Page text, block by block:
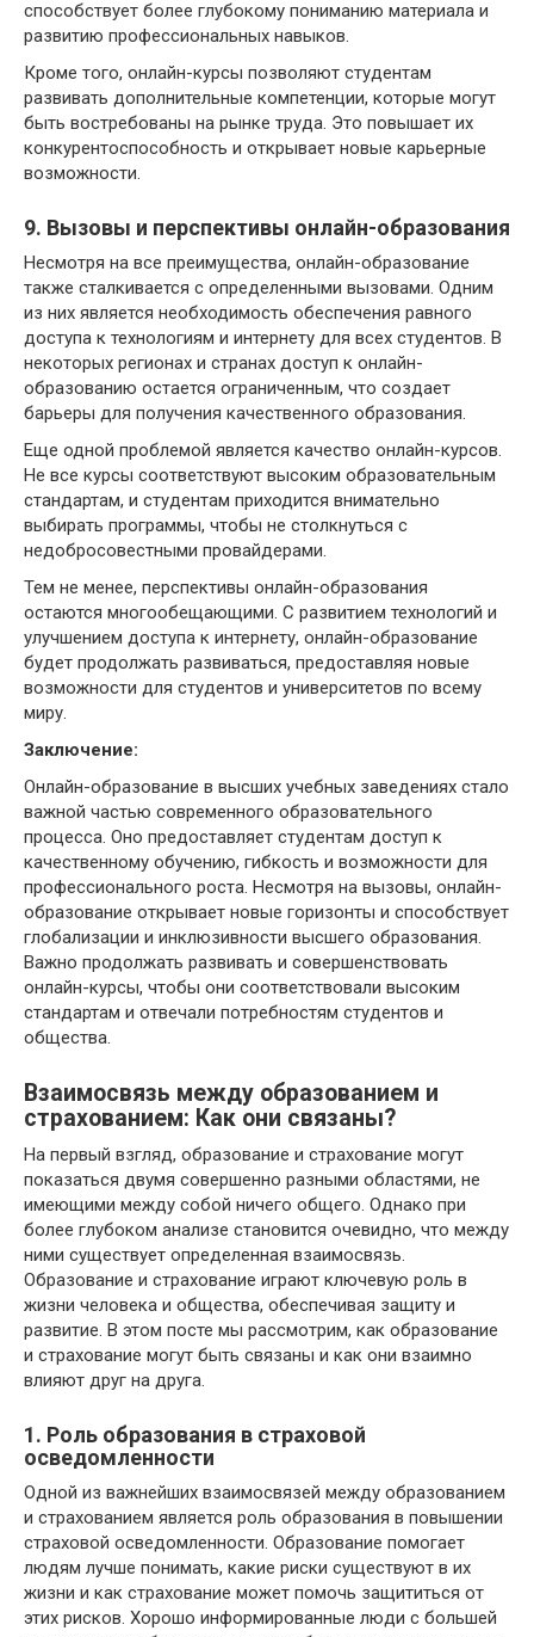
способствует более глубокому пониманию материала и
развитию профессиональных навыков.
Кроме того, онлайн-курсы позволяют студентам
развивать дополнительные компетенции, которые могут
быть востребованы на рынке труда. Это повышает их
конкурентоспособность и открывает новые карьерные
возможности.
9. Вызовы и перспективы онлайн-образования
Несмотря на все преимущества, онлайн-образование
также сталкивается с определенными вызовами. Одним
из них является необходимость обеспечения равного
доступа к технологиям и интернету для всех студентов. В
некоторых регионах и странах доступ к онлайн-
образованию остается ограниченным, что создает
барьеры для получения качественного образования.
Еще одной проблемой является качество онлайн-курсов.
Не все курсы соответствуют высоким образовательным
стандартам, и студентам приходится внимательно
выбирать программы, чтобы не столкнуться с
недобросовестными провайдерами.
Тем не менее, перспективы онлайн-образования
остаются многообещающими. С развитием технологий и
улучшением доступа к интернету, онлайн-образование
будет продолжать развиваться, предоставляя новые
возможности для студентов и университетов по всему
миру.
Заключение:
Онлайн-образование в высших учебных заведениях стало
важной частью современного образовательного
процесса. Оно предоставляет студентам доступ к
качественному обучению, гибкость и возможности для
профессионального роста. Несмотря на вызовы, онлайн-
образование открывает новые горизонты и способствует
глобализации и инклюзивности высшего образования.
Важно продолжать развивать и совершенствовать
онлайн-курсы, чтобы они соответствовали высоким
стандартам и отвечали потребностям студентов и
общества.
Взаимосвязь между образованием и
страхованием: Как они связаны?
На первый взгляд, образование и страхование могут
показаться двумя совершенно разными областями, не
имеющими между собой ничего общего. Однако при
более глубоком анализе становится очевидно, что между
ними существует определенная взаимосвязь.
Образование и страхование играют ключевую роль в
жизни человека и общества, обеспечивая защиту и
развитие. В этом посте мы рассмотрим, как образование
и страхование могут быть связаны и как они взаимно
влияют друг на друга.
1. Роль образования в страховой
осведомленности
Одной из важнейших взаимосвязей между образованием
и страхованием является роль образования в повышении
страховой осведомленности. Образование помогает
людям лучше понимать, какие риски существуют в их
жизни и как страхование может помочь защититься от
этих рисков. Хорошо информированные люди с большей